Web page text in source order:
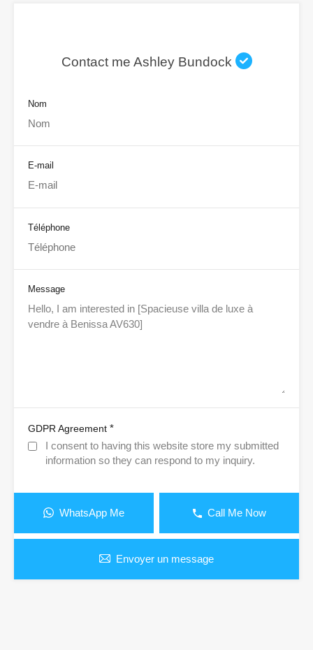
Contact me Ashley Bundock
Nom
E-mail
Téléphone
Message
GDPR Agreement *
I consent to having this website store my submitted
information so they can respond to my inquiry.
WhatsApp Me Call Me Now
Envoyer un message